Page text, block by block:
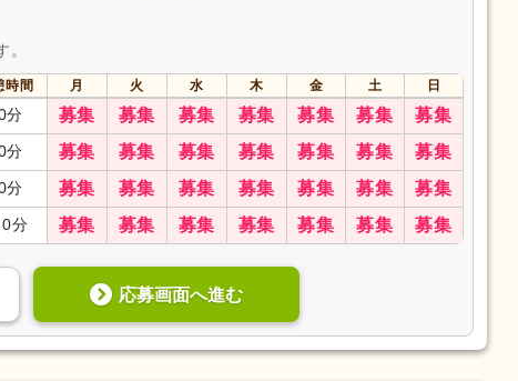
時間 月 火 水 木 金 土 日
分 募集 募集 募集 募集 募集 募集 募集
分 募集 募集 募集 募集 募集 募集 募集
分 募集 募集 募集 募集 募集 募集 募集
分 募集 募集 募集 募集 募集 募集 募集
応募画面へ進む